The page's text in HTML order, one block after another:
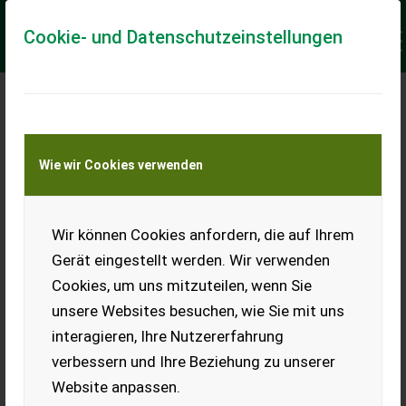
Cookie- und Datenschutzeinstellungen
Wie wir Cookies verwenden
Wir können Cookies anfordern, die auf Ihrem
Gerät eingestellt werden. Wir verwenden
Cookies, um uns mitzuteilen, wenn Sie
unsere Websites besuchen, wie Sie mit uns
interagieren, Ihre Nutzererfahrung
verbessern und Ihre Beziehung zu unserer
Website anpassen.
Meine Transportkostenanfrage
Transport von Land- und Baumaschinen –
KEINE Tiertransporte
Ladeort
Ort